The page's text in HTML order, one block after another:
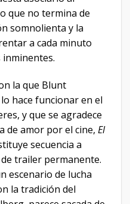
que no termina de
somnolienta y la
a cada minuto
la que Blunt
hace funcionar en el
y que se agradece
de amor por el cine, El
secuencia a
trailer permanente.
escenario de lucha
la tradición del